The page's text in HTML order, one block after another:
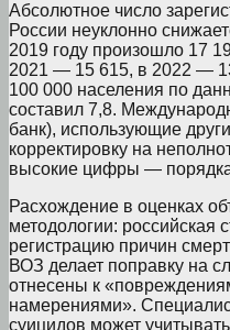
Абсолютное число
России неуклонно
2019 году произошло 17
2021 — 15 615, в 2022 —
100 000 населения по
составил 7,8.
банк), использующие
корректировку на
высокие цифры —
Расхождение в оценках
методологии: российская
регистрацию причин
ВОЗ делает поправку на
отнесены к
намерениями».
суицидов может